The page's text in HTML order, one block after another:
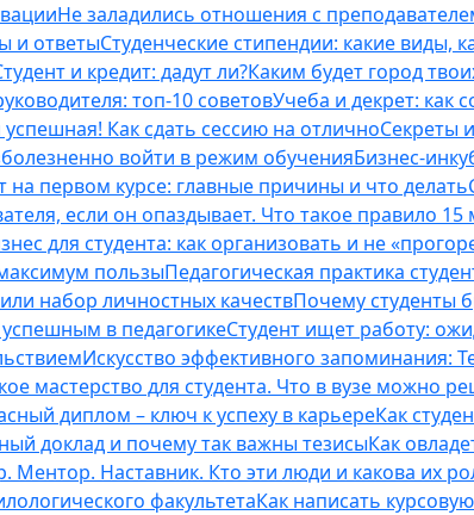
Не заладились отношения с
и ответыСтуденческие стипендии: какие виды,
и кредит: дадут ли?Каким будет город
топ-10 советовУчеба и декрет: как
Как сдать сессию на отличноСекреты
войти в режим обученияБизнес-
на первом курсе: главные причины и что делать
если он опаздывает. Что такое правило 15
для студента: как организовать и не
пользыПедагогическая практика
набор личностных качествПочему студенты
успешным в педагогикеСтудент ищет работу:
Искусство эффективного запоминания:
мастерство для студента. Что в вузе можно
диплом – ключ к успеху в карьереКак
доклад и почему так важны тезисыКак
Ментор. Наставник. Кто эти люди и какова их
факультетаКак написать